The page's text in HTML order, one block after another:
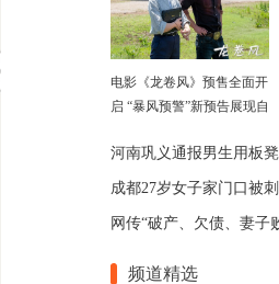
电影《龙卷风》预售全面开
启 “暴风预警”新预告展现自
频道精选